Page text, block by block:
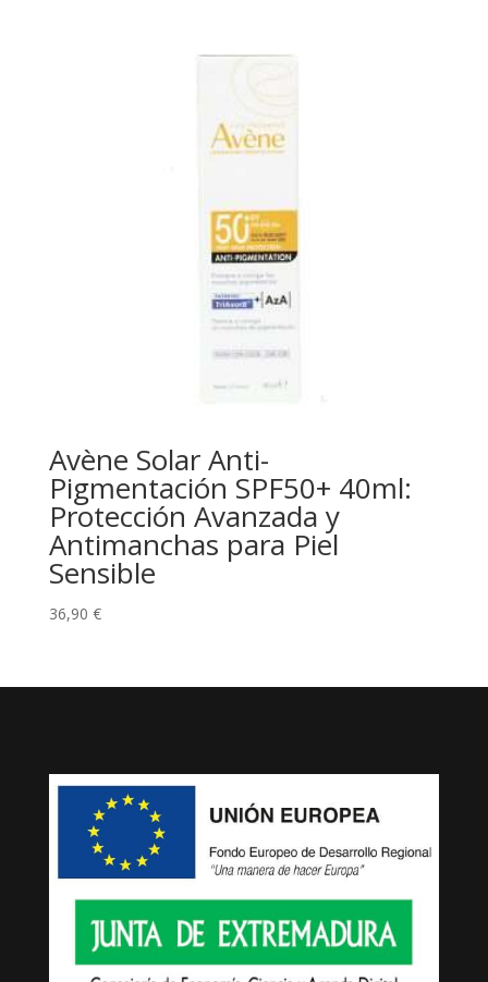
Avène Solar Anti-
Pigmentación SPF50+ 40ml:
Protección Avanzada y
Antimanchas para Piel
Sensible
36,90 €